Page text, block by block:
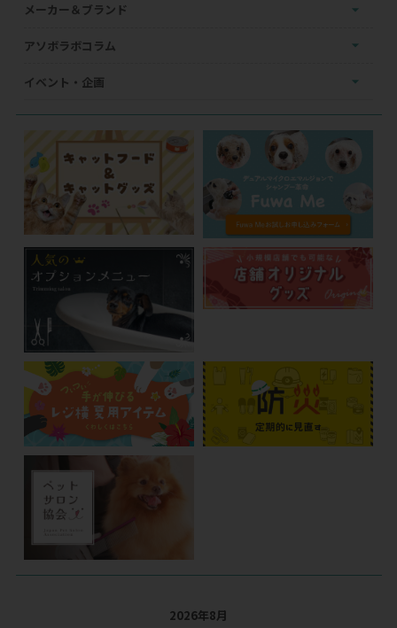
メーカー＆ブランド
アソボラボコラム
イベント・企画
2026年8月